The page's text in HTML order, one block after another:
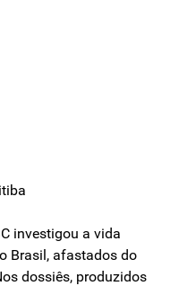
investigou a vida
Brasil, afastados do
dossiês, produzidos